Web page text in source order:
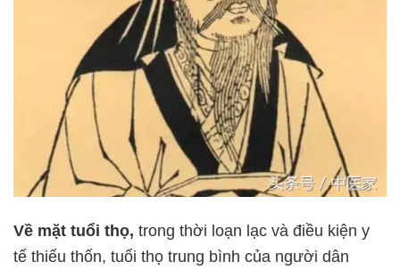
Về mặt tuổi thọ, trong thời loạn lạc và điều kiện y
tế thiếu thốn, tuổi thọ trung bình của người dân